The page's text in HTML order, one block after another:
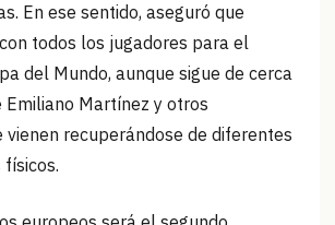
En ese sentido, aseguró que
todos los jugadores para el
del Mundo, aunque sigue de cerca
Emiliano Martínez y otros
recuperándose de diferentes